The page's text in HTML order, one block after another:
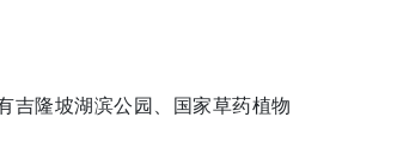
吉隆坡湖滨公园、国家草药植物